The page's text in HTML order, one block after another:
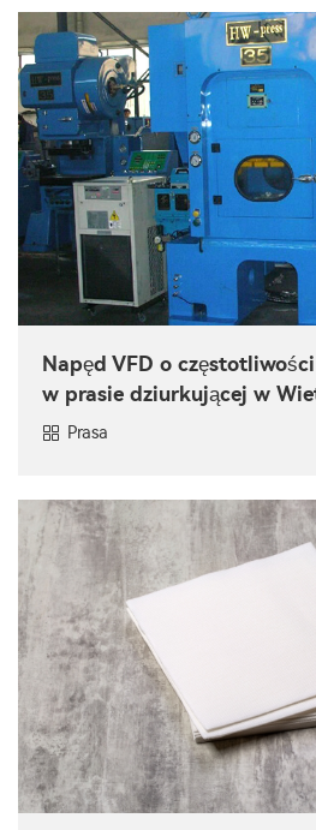
Napęd VFD o
w prasie dziurkującej w
Prasa